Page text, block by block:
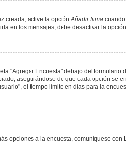
creada, active la opciónAñadir firma
en los mensajes, debe desactivar la
"Agregar Encuesta" debajo del
asegurándose de que cada opción se
el tiempo límite en días para la
opciones a la encuesta, comuníquese con